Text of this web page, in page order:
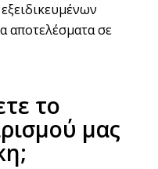
αποτελέσματα σε
το
μας